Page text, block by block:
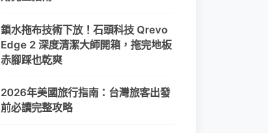
鎖水拖布技術下放！石頭科技 Qrevo
Edge 2 深度清潔大師開箱，拖完地板
赤腳踩也乾爽
2026年美國旅行指南：台灣旅客出發
前必讀完整攻略